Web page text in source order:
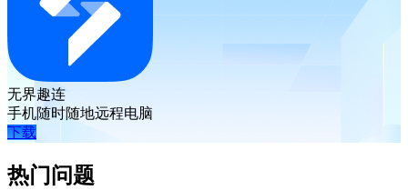
无界趣连
手机随时随地远程电脑
下载
热门问题